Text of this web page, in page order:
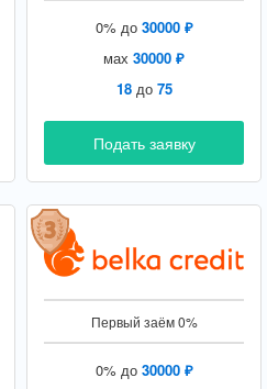
0% до 30000 ₽
мах 30000 ₽
18до 75
Подать заявку
Первый заём 0%
0% до 30000 ₽